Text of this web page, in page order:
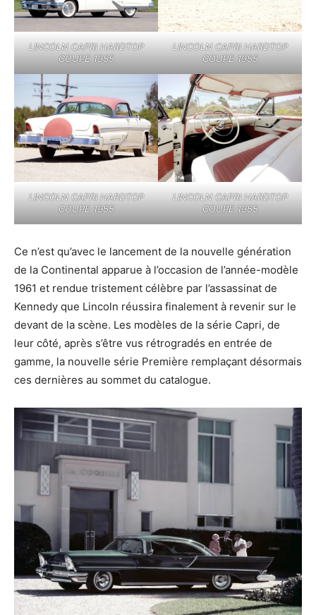
LINCOLN CAPRI HARDTOP
COUPE 1955
LINCOLN CAPRI HARDTOP
COUPE 1955
LINCOLN CAPRI HARDTOP
COUPE 1955
LINCOLN CAPRI HARDTOP
COUPE 1955
Ce n’est qu’avec le lancement de la nouvelle génération
de la Continental apparue à l’occasion de l’année-modèle
1961 et rendue tristement célèbre par l’assassinat de
Kennedy que Lincoln réussira finalement à revenir sur le
devant de la scène. Les modèles de la série Capri, de
leur côté, après s’être vus rétrogradés en entrée de
gamme, la nouvelle série Première remplaçant désormais
ces dernières au sommet du catalogue.